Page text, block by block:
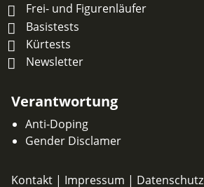
Frei- und Figurenläufer
Basistests
Kürtests
Newsletter
Verantwortung
Anti-Doping
Gender Disclamer
Kontakt | Impressum | Datenschutz